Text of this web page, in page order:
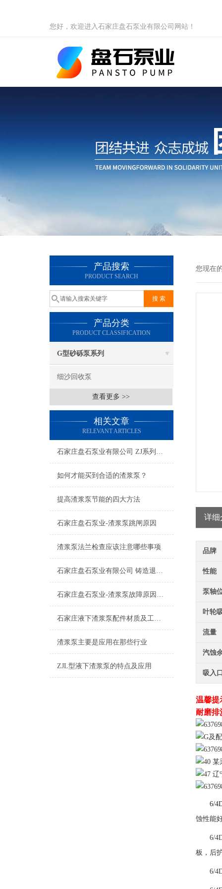
您好，欢迎进入石家庄盘石泵业有限公司网站！
产品搜索
PRODUCT SEARCH
产品分类
PRODUCT CLASSIFICATION
G型砂砾泵系列
细沙回收泵
查看更多 >>
相关文章
RELEVANT ARTICLES
石家庄盘石泵业有限公司 ZJ系列渣浆泵工作原理
如何才能买到合适的渣浆泵？
提高渣浆泵节能的四大方法
石家庄盘石泵业-渣浆泵跳闸原因
渣浆泵法兰检查应该注意哪些事项
石家庄盘石泵业有限公司 铸造退火、回火的工艺简介
石家庄盘石泵业-渣浆泵故障原因分析二篇
石家庄液下渣浆泵配件材质及工作状况
渣浆泵主要是应用在那些行业
ZJL型液下渣浆泵的特点及应用
您现在
详细
品牌
性能
泵轴
叶轮
流量
汽蚀
吸入
温馨提
耐磨排
6/
蚀性能
6/
板，后
6/